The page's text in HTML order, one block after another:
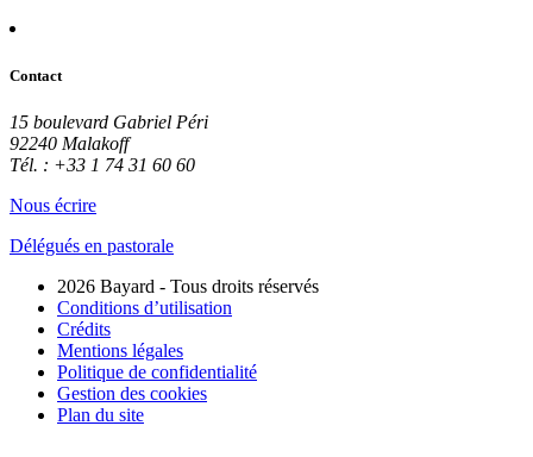
Contact
15 boulevard Gabriel Péri
92240 Malakoff
Tél. : +33 1 74 31 60 60
Nous écrire
Délégués en pastorale
2026 Bayard - Tous droits réservés
Conditions d’utilisation
Crédits
Mentions légales
Politique de confidentialité
Gestion des cookies
Plan du site